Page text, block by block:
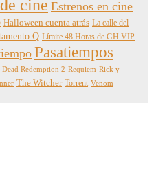
cine Estrenos en cine
Halloween cuenta atrás La calle del
Q Límite 48 Horas de GH VIP
Pasatiempos
Dead Redemption 2 Requiem Rick y
The Witcher Torrent Venom